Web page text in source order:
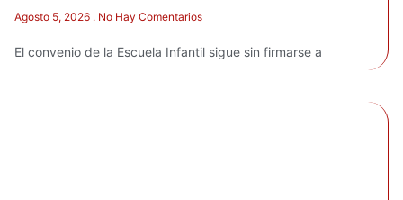
Agosto 5, 2026 No Hay Comentarios
El convenio de la Escuela Infantil sigue sin firmarse a